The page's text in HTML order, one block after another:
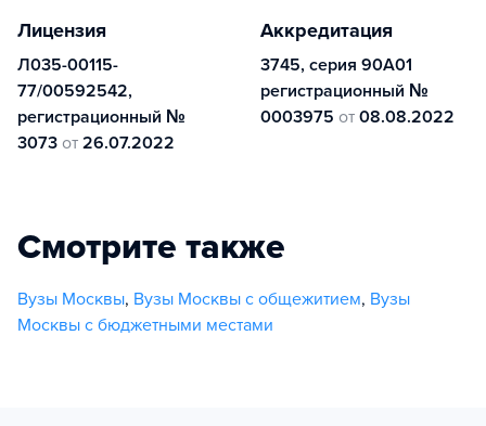
Лицензия
Л035-00115-
77/00592542,
регистрационный №
3073 от 26.07.2022
Аккредитация
3745, серия 90А01
регистрационный №
0003975 от 08.08.2022
Смотрите также
Вузы Москвы, Вузы Москвы с общежитием, Вузы
Москвы с бюджетными местами